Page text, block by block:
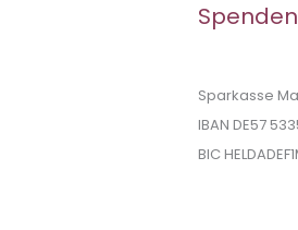
Sparkasse
IBAN DE57
BIC